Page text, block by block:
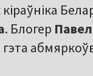
. Блогер